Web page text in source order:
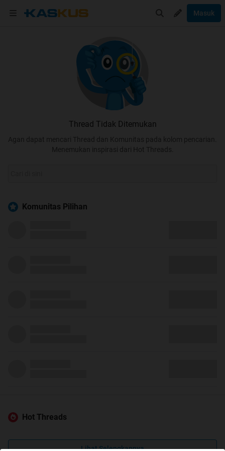
Masuk
Thread Tidak Ditemukan
Agan dapat mencari Thread dan Komunitas pada kolom pencarian.
Menemukan inspirasi dari Hot Threads.
Komunitas Pilihan
Hot Threads
Lihat Selengkapnya